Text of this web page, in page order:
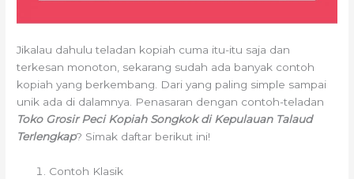
Jikalau dahulu teladan kopiah cuma itu-itu saja dan
terkesan monoton, sekarang sudah ada banyak contoh
kopiah yang berkembang. Dari yang paling simple sampai
unik ada di dalamnya. Penasaran dengan contoh-teladan
Toko Grosir Peci Kopiah Songkok di Kepulauan Talaud
Terlengkap? Simak daftar berikut ini!
Contoh Klasik